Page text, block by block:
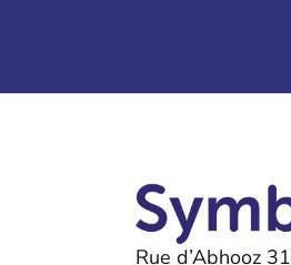
Rue d’Abhooz 31